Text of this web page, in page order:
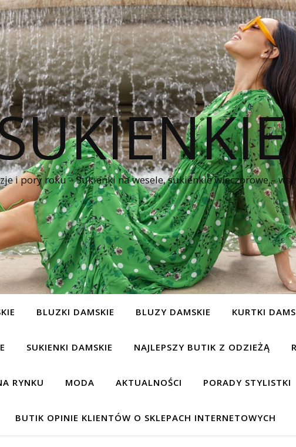
i pory roku – Sukienki na wesele, sukienkie wieczorowe –
BLUZKI DAMSKIE BLUZY DAMSKIE KURTKI
SUKIENKI DAMSKIE NAJLEPSZY BUTIK Z ODZIEŻĄ
RYNKU MODA AKTUALNOŚCI PORADY STYLISTKI
BUTIK OPINIE KLIENTÓW O SKLEPACH INTERNETOWYCH